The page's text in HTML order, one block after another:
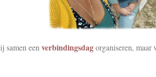
samen een verbindingsdagorganiseren,